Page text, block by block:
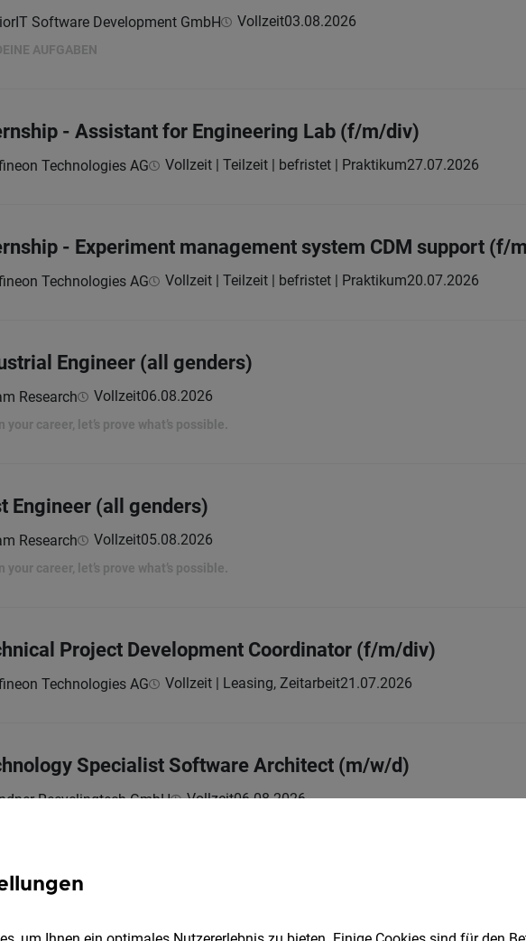
Software Development GmbH Vollzeit03.08.2026
AUFGABEN
- Assistant for Engineering Lab (f/m/div)
Technologies AG Vollzeit | Teilzeit | befristet | Praktikum27.07.2026
- Experiment management system CDM support (f/
Technologies AG Vollzeit | Teilzeit | befristet | Praktikum20.07.2026
Engineer (all genders)
Research Vollzeit06.08.2026
your career, let’s prove what’s possible.
Engineer (all genders)
Research Vollzeit05.08.2026
your career, let’s prove what’s possible.
Project Development Coordinator (f/m/div)
Technologies AG Vollzeit | Leasing, Zeitarbeit21.07.2026
Specialist Software Architect (m/w/d)
Recyclingtech GmbH Vollzeit06.08.2026
and industrial task execution @ ADMiRE Research